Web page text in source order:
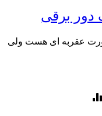
دور برقی
عقربه ای هست ولی